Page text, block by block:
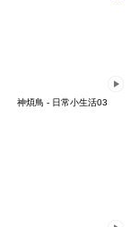
神煩鳥 - 日常小生活03